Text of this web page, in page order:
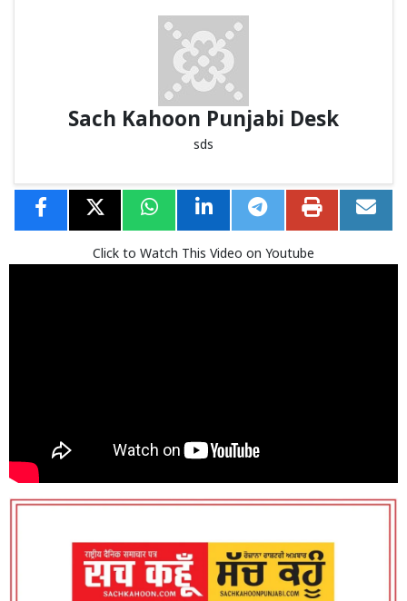
Sach Kahoon Punjabi Desk
sds
Click to Watch This Video on Youtube